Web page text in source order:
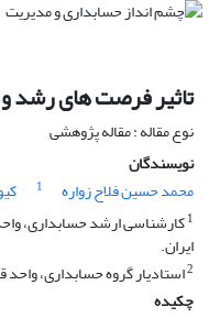
تاثیر فرصت های رشد
نوع مقاله : مقاله پژوهشی
نویسندگان
محمد حسین فلاح زواره
1
1کارشناسی ارشد حسابداری،
ایران.
2استادیار گروه حسابداری، واحد
چکیده